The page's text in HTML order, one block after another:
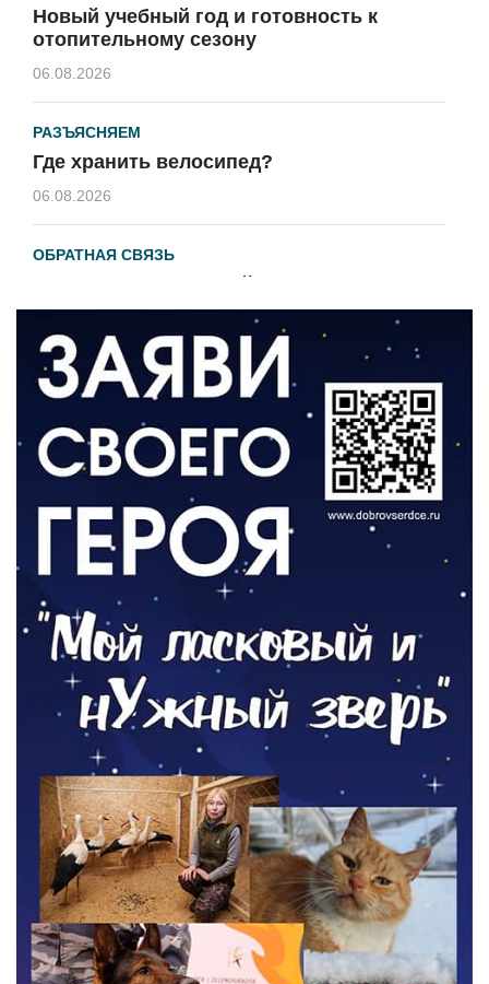
Новый учебный год и готовность к
отопительному сезону
06.08.2026
РАЗЪЯСНЯЕМ
Где хранить велосипед?
06.08.2026
ОБРАТНАЯ СВЯЗЬ
Администрация онлайн
ВЛАСТЬ
День памяти и «Симфония народов»
06.08.2026
Новый настил на экотропе
05.08.2026